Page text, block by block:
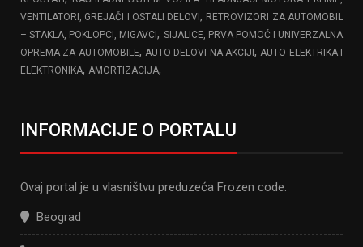
VENTILATORI, GREJAČI I OSTALI DELOVI, RETROVIZORI ZA AUTOMOBIL
– STAKLA, POKLOPCI, MIGAVCI, SIJALICE, PRVA POMOĆ I UNIVERZALNA
OPREMA ZA AUTOMOBILE,AUTO DELOVI NA AKCIJI,AUTO ELEKTRIKA I
ELEKTRONIKA, AMORTIZACIJA,
INFORMACIJE O PORTALU
Ovaj portal je u vlasništvu preduzeća Frozen code.
Beograd